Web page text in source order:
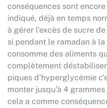
conséquences sont
indiqué, déjà en temps
à gérer l’excès de sucre
si pendant le ramadan à
consomme des aliments
complètement
piques d’hyperglycémie
monter jusqu’à 4
cela a comme